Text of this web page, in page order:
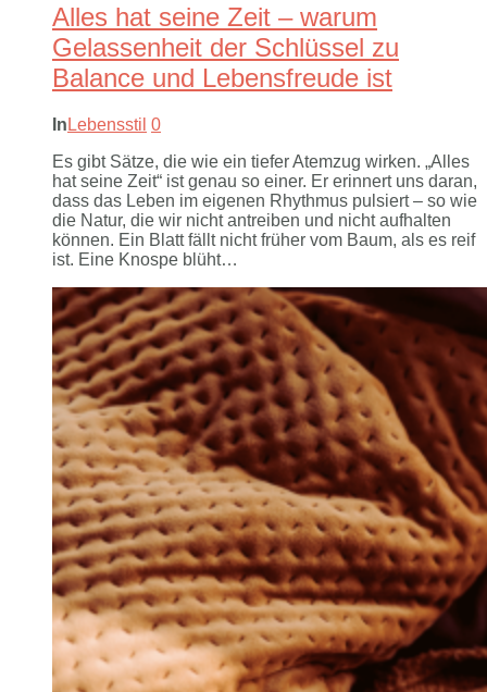
Alles hat seine Zeit – warum
Gelassenheit der Schlüssel zu
Balance und Lebensfreude ist
In Lebensstil 0
Es gibt Sätze, die wie ein tiefer Atemzug wirken. „Alles
hat seine Zeit“ ist genau so einer. Er erinnert uns daran,
dass das Leben im eigenen Rhythmus pulsiert – so wie
die Natur, die wir nicht antreiben und nicht aufhalten
können. Ein Blatt fällt nicht früher vom Baum, als es reif
ist. Eine Knospe blüht…